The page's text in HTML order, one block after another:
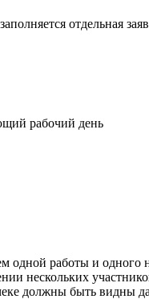
отдельная
рабочий день
одной работы и одного
нескольких
должны быть видны